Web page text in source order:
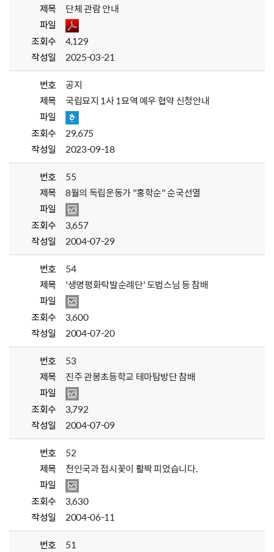
제목
단체 관람 안내
파일
조회수
4,129
작성일
2025-03-21
번호
공지
제목
국립묘지 1사 1묘역 예우 협약 신청안내
파일
조회수
29,675
작성일
2023-09-18
번호
55
제목
8월의 독립운동가 "홍학순" 순국선열
파일
조회수
3,657
작성일
2004-07-29
번호
54
제목
'생명평화탁발순례단' 도법스님 등 참배
파일
조회수
3,600
작성일
2004-07-20
번호
53
제목
진주 관봉초등학교 테마탐방단 참배
파일
조회수
3,792
작성일
2004-07-09
번호
52
제목
천인국과 접시꽃이 활짝 피었습니다.
파일
조회수
3,630
작성일
2004-06-11
번호
51